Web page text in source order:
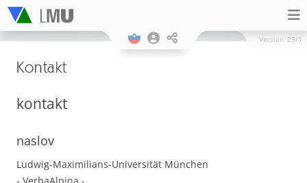
Version 23/1
Kontakt
kontakt
naslov
Ludwig-Maximilians-Universität München